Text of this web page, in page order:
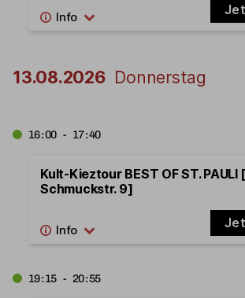
13.08.2026 Donnerstag
16:00 - 17:40
Kult-Kieztour BEST OF ST.
Schmuckstr. 9]
19:15 - 20:55